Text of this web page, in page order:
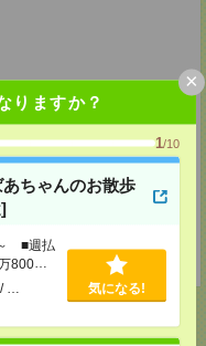
りますか？
1/10
あちゃんのお散歩
■週払
800円
… 気になる!
×
4階
プレゼント中★